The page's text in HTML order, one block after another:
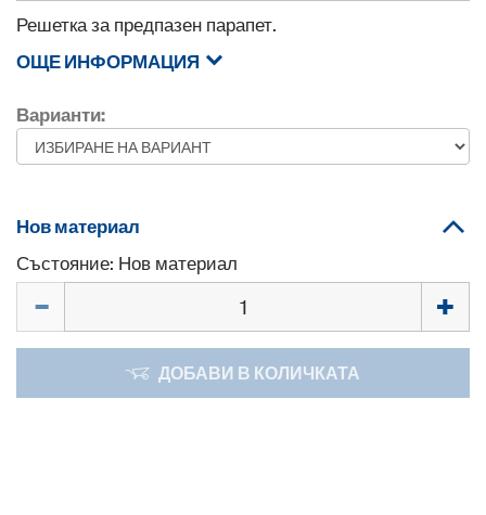
Решетка за предпазен парапет.
ОЩЕ ИНФОРМАЦИЯ
Варианти:
Нов материал
Състояние: Нов материал
ДОБАВИ В КОЛИЧКАТА